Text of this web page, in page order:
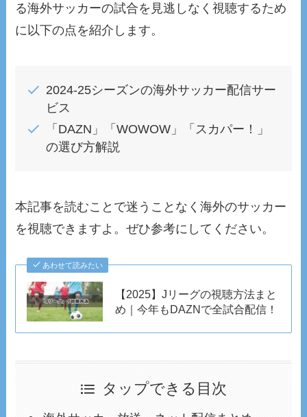
る海外サッカーの試合を見逃しなく視聴するため
に以下の点を紹介します。
2024-25シーズンの海外サッカー配信サー
ビス
「DAZN」「WOWOW」「スカパー！」
の選び方解説
本記事を読むことで迷うことなく海外のサッカー
を視聴できますよ。ぜひ参考にしてください。
あわせて読みたい
【2025】Jリーグの視聴方法まと
め｜今年もDAZNで全試合配信！
タップできる目次